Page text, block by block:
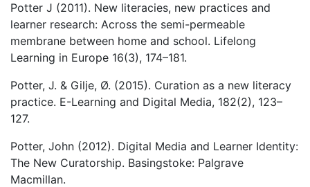
Potter J (2011). New literacies, new practices and
learner research: Across the semi-permeable
membrane between home and school. Lifelong
Learning in Europe 16(3), 174–181.
Potter, J. & Gilje, Ø. (2015). Curation as a new literacy
practice. E-Learning and Digital Media, 182(2), 123–
127.
Potter, John (2012). Digital Media and Learner Identity:
The New Curatorship. Basingstoke: Palgrave
Macmillan.